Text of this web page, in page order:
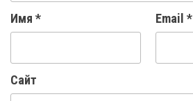
Имя * Email *
Сайт